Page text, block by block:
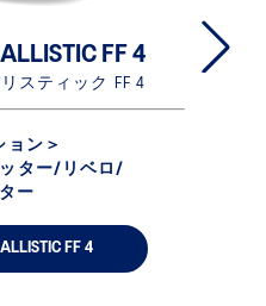
FF 4
スティック FF 4
ョン＞
ター/リベロ/
ー
FF 4